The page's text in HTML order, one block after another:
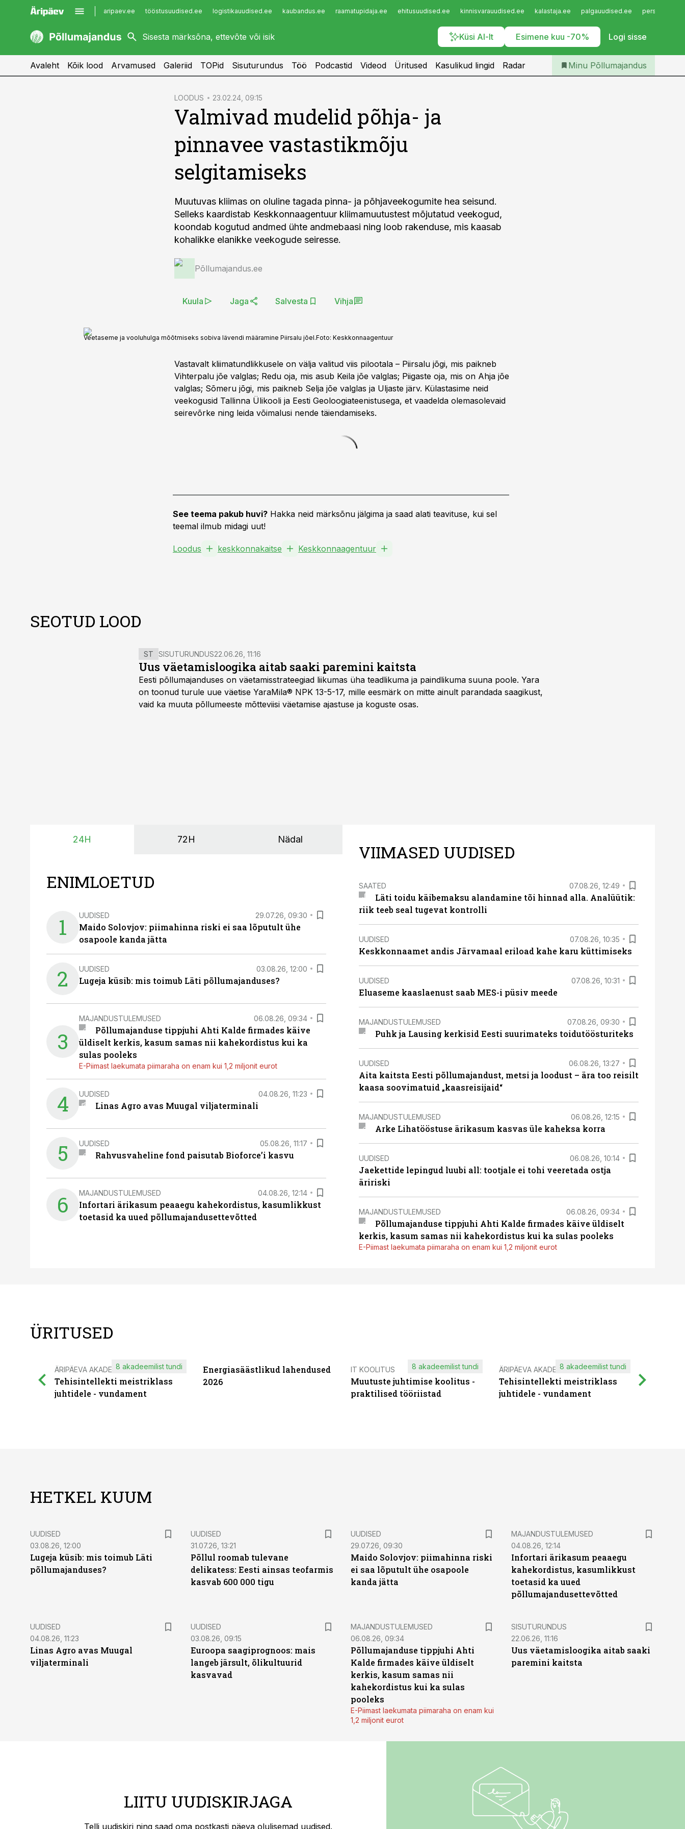
aripaev.ee tööstusuudised.ee logistikauudised.ee kaubandus.ee raamatupidaja.ee ehitusuudised.ee kinnisvarauudised.ee kalastaja.ee palgauudised.ee
Küsi AI-lt Esimene kuu -70% Logi sisse
kaubandus.ee
kinnisvarauudised.ee
imelineajalugu.ee
Infopank
Iseteenindus
Telli Põllumajandus
Avaleht Kõik lood Arvamused Galeriid TOPid Sisuturundus Töö Podcastid Videod Üritused Kasulikud lingid Radar Minu Põllumajandus
LOODUS 23.02.24, 09:15
Valmivad mudelid põhja- ja
pinnavee vastastikmõju
selgitamiseks
Muutuvas kliimas on oluline tagada pinna- ja põhjaveekogumite hea seisund.
Selleks kaardistab Keskkonnaagentuur kliimamuutustest mõjutatud veekogud,
koondab kogutud andmed ühte andmebaasi ning loob rakenduse, mis kaasab
kohalikke elanikke veekogude seiresse.
Põllumajandus.ee
Kuula Jaga Salvesta Vihja
Veetaseme ja vooluhulga mõõtmiseks sobiva lävendi määramine Piirsalu jõel.Foto: Keskkonnaagentuur
Vastavalt kliimatundlikkusele on välja valitud viis pilootala – Piirsalu jõgi, mis paikneb
Vihterpalu jõe valglas; Redu oja, mis asub Keila jõe valglas; Piigaste oja, mis on Ahja jõe
valglas; Sõmeru jõgi, mis paikneb Selja jõe valglas ja Uljaste järv. Külastasime neid
veekogusid Tallinna Ülikooli ja Eesti Geoloogiateenistusega, et vaadelda olemasolevaid
seirevõrke ning leida võimalusi nende täiendamiseks.
See teema pakub huvi? Hakka neid märksõnu jälgima ja saad alati teavituse, kui sel
teemal ilmub midagi uut!
Loodus keskkonnakaitse Keskkonnaagentuur
SEOTUD LOOD
ST SISUTURUNDUS22.06.26, 11:16
Uus väetamisloogika aitab saaki paremini kaitsta
Eesti põllumajanduses on väetamisstrateegiad liikumas üha teadlikuma ja paindlikuma suuna poole. Yara
on toonud turule uue väetise YaraMila® NPK 13-5-17, mille eesmärk on mitte ainult parandada saagikust,
vaid ka muuta põllumeeste mõtteviisi väetamise ajastuse ja koguste osas.
24H 72H Nädal
ENIMLOETUD
1 UUDISED 29.07.26, 09:30
Maido Solovjov: piimahinna riski ei saa lõputult ühe
osapoole kanda jätta
2 UUDISED 03.08.26, 12:00
Lugeja küsib: mis toimub Läti põllumajanduses?
3
MAJANDUSTULEMUSED 06.08.26, 09:34
Põllumajanduse tippjuhi Ahti Kalde firmades käive
üldiselt kerkis, kasum samas nii kahekordistus kui ka
sulas pooleks
E-Piimast laekumata piimaraha on enam kui 1,2 miljonit eurot
4 UUDISED 04.08.26, 11:23
Linas Agro avas Muugal viljaterminali
5 UUDISED 05.08.26, 11:17
Rahvusvaheline fond paisutab Bioforce’i kasvu
6 MAJANDUSTULEMUSED 04.08.26, 12:14
Infortari ärikasum peaaegu kahekordistus, kasumlikkust
toetasid ka uued põllumajandusettevõtted
VIIMASED UUDISED
SAATED 07.08.26, 12:49
Läti toidu käibemaksu alandamine tõi hinnad alla. Analüütik:
riik teeb seal tugevat kontrolli
UUDISED 07.08.26, 10:35
Keskkonnaamet andis Järvamaal eriload kahe karu küttimiseks
UUDISED 07.08.26, 10:31
Eluaseme kaaslaenust saab MES-i püsiv meede
MAJANDUSTULEMUSED 07.08.26, 09:30
Puhk ja Lausing kerkisid Eesti suurimateks toidutöösturiteks
UUDISED 06.08.26, 13:27
Aita kaitsta Eesti põllumajandust, metsi ja loodust – ära too reisilt
kaasa soovimatuid „kaasreisijaid“
MAJANDUSTULEMUSED 06.08.26, 12:15
Arke Lihatööstuse ärikasum kasvas üle kaheksa korra
UUDISED 06.08.26, 10:14
Jaekettide lepingud luubi all: tootjale ei tohi veeretada ostja
äririski
MAJANDUSTULEMUSED 06.08.26, 09:34
Põllumajanduse tippjuhi Ahti Kalde firmades käive üldiselt
kerkis, kasum samas nii kahekordistus kui ka sulas pooleks
E-Piimast laekumata piimaraha on enam kui 1,2 miljonit eurot
ÜRITUSED
ÄRIPÄEVA AKADEEMIA
Tehisintellekti meistriklass
juhtidele - vundament
8 akadeemilist tundi
Energiasäästlikud lahendused
2026
IT KOOLITUS
Muutuste juhtimise koolitus -
praktilised tööriistad
8 akadeemilist tundi ÄRIPÄEVA AKADEEMIA
Tehisintellekti meistriklass
juhtidele - vundament
8 akadeemilist tundi
HETKEL KUUM
UUDISED
03.08.26, 12:00
Lugeja küsib: mis toimub Läti
põllumajanduses?
UUDISED
31.07.26, 13:21
Põllul roomab tulevane
delikatess: Eesti ainsas teofarmis
kasvab 600 000 tigu
UUDISED
29.07.26, 09:30
Maido Solovjov: piimahinna riski
ei saa lõputult ühe osapoole
kanda jätta
MAJANDUSTULEMUSED
04.08.26, 12:14
Infortari ärikasum peaaegu
kahekordistus, kasumlikkust
toetasid ka uued
põllumajandusettevõtted
UUDISED
04.08.26, 11:23
Linas Agro avas Muugal
viljaterminali
UUDISED
03.08.26, 09:15
Euroopa saagiprognoos: mais
langeb järsult, õlikultuurid
kasvavad
MAJANDUSTULEMUSED
06.08.26, 09:34
Põllumajanduse tippjuhi Ahti
Kalde firmades käive üldiselt
kerkis, kasum samas nii
kahekordistus kui ka sulas
pooleks
E-Piimast laekumata piimaraha on enam kui
1,2 miljonit eurot
ST
SISUTURUNDUS
22.06.26, 11:16
Uus väetamisloogika aitab saaki
paremini kaitsta
LIITU UUDISKIRJAGA
Telli uudiskiri ning saad oma postkasti päeva olulisemad uudised.